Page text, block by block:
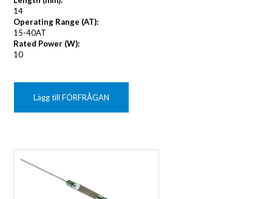
14
Operating Range (AT):
15-40AT
Rated Power (W):
10
Lägg till FÖRFRÅGAN